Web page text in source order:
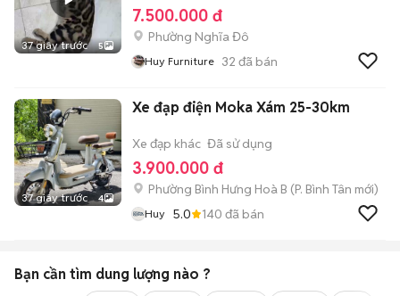
37 giây trước 5
7.500.000 đ
Phường Nghĩa Đô
Huy Furniture 32 đã bán
37 giây trước 4
Xe đạp điện Moka Xám 25-30km
Xe đạp khác Đã sử dụng
3.900.000 đ
Phường Bình Hưng Hoà B (P. Bình Tân mới)
Huy 5.0 140 đã bán
Bạn cần tìm dung lượng nào ?